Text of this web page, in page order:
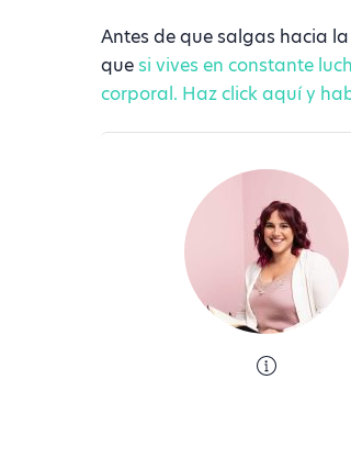
Antes de que salgas hacia
que si vives en constante
corporal. Haz click aquí y